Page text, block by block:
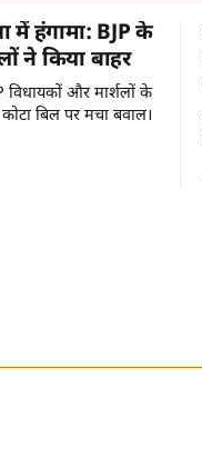
में हंगामा: BJP के
ने किया बाहर
विधायकों और मार्शलों के
बिल पर मचा बवाल।